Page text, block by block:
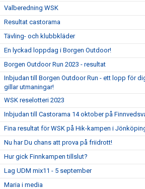
Valberedning WSK
Resultat castorama
Tävling- och klubbkläder
En lyckad loppdag i Borgen Outdoor!
Borgen Outdoor Run 2023 - resultat
Inbjudan till Borgen Outdoor Run - ett lopp för
gillar utmaningar!
WSK reselotteri 2023
Inbjudan till Castorama 14 oktober på
Fina resultat för WSK på Hik-kampen i
Nu har Du chans att prova på friidrott!
Hur gick Finnkampen tillslut?
Lag UDM mix11 - 5 september
Maria i media